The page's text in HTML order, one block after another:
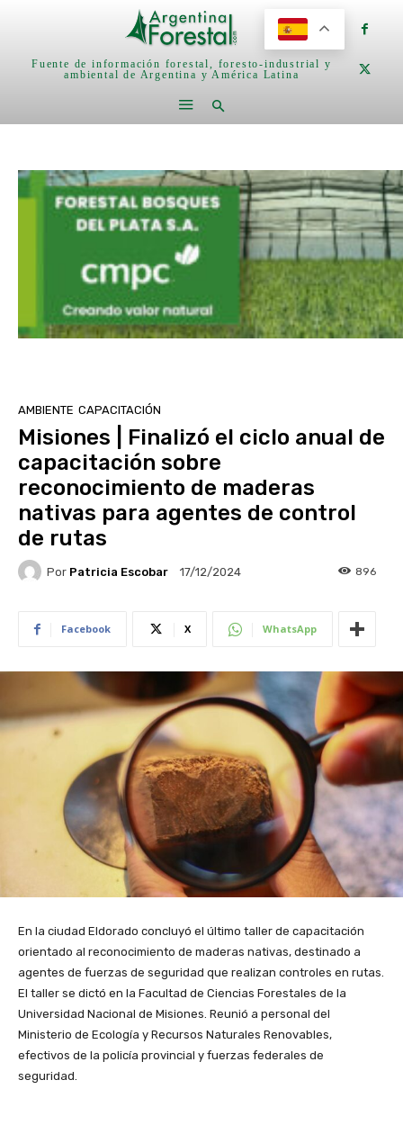
Fuente de información forestal, foresto-industrial y
ambiental de Argentina y América Latina
AMBIENTE CAPACITACIÓN
Misiones | Finalizó el ciclo anual de
capacitación sobre
reconocimiento de maderas
nativas para agentes de control
de rutas
Por Patricia Escobar 17/12/2024 896
Facebook X WhatsApp
En la ciudad Eldorado concluyó el último taller de capacitación
orientado al reconocimiento de maderas nativas, destinado a
agentes de fuerzas de seguridad que realizan controles en rutas.
El taller se dictó en la Facultad de Ciencias Forestales de la
Universidad Nacional de Misiones. Reunió a personal del
Ministerio de Ecología y Recursos Naturales Renovables,
efectivos de la policía provincial y fuerzas federales de
seguridad.